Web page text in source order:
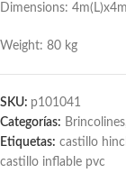
Dimensions:
Weight: 80 kg
SKU: p101041
Categorías: Brincolines
Etiquetas: castillo
castillo inflable pvc